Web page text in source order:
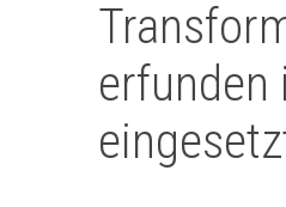
erfunden